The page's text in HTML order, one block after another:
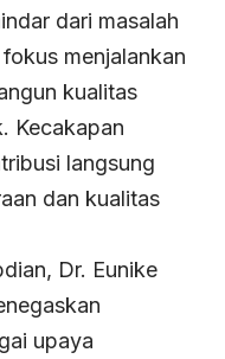
dari masalah
menjalankan
kualitas
Kecakapan
langsung
dan kualitas
Dr. Eunike
upaya